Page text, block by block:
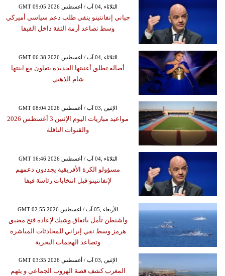
GMT 09:05 2026 الثلاثاء ,04 آب / أغسطس
جياني إنفانتينو ينفي طلب دعم سياسي أميركي
وسط تصاعد أزمة الثقة داخل الفيفا
GMT 06:38 2026 الثلاثاء ,04 آب / أغسطس
أصالة تطلق أغنيتها الجديدة بتعاون مع ابنتها
شام الذهبي
GMT 08:04 2026 الإثنين ,03 آب / أغسطس
مواعيد مباريات اليوم الإثنين 3 أغسطس 2026
والقنوات الناقلة
GMT 16:46 2026 الثلاثاء ,04 آب / أغسطس
مسؤولو الكرة الأفريقية يجددون دعمهم
لإنفانتينو قبل انتخابات رئاسة فيفا
GMT 02:55 2026 الأربعاء ,05 آب / أغسطس
واشنطن تأمل باتفاق وشيك لإعادة فتح مضيق
هرمز وسط نفي إيراني للمحادثات المباشرة
وتصاعد الهجمات البحرية
GMT 03:35 2026 الإثنين ,03 آب / أغسطس
المغرب كشف قصة الهروب الجماعي و يتَهم